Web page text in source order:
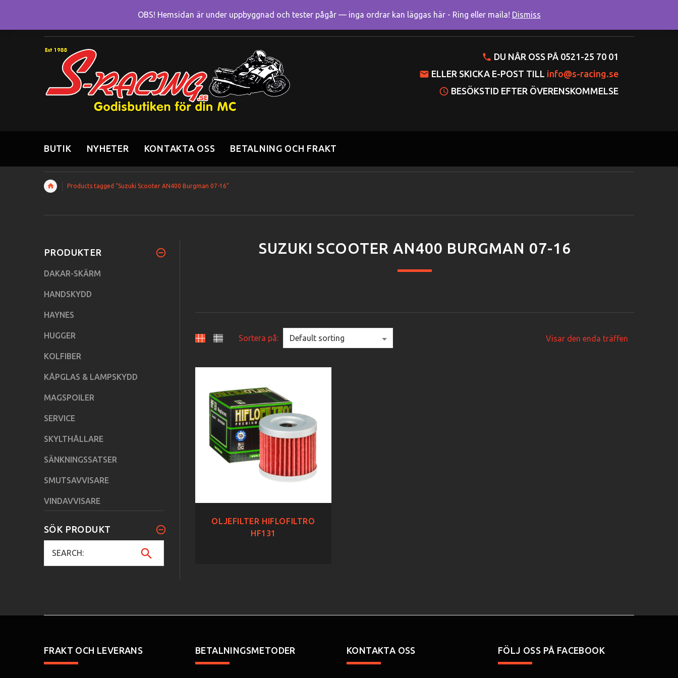
Mitt konto Varukorgen
DU NÅR OSS PÅ 0521-25 70 01
ELLER SKICKA E-POST TILL info@s-racing.se
BESÖKSTID EFTER ÖVERENSKOMMELSE
BUTIK NYHETER KONTAKTA OSS BETALNING OCH FRAKT
Products tagged “Suzuki Scooter AN400 Burgman 07-16”
PRODUKTER
DAKAR-SKÄRM
HANDSKYDD
HAYNES
HUGGER
KOLFIBER
KÅPGLAS & LAMPSKYDD
MAGSPOILER
SERVICE
SKYLTHÅLLARE
SÄNKNINGSSATSER
SMUTSAVVISARE
VINDAVVISARE
SÖK PRODUKT
SUZUKI SCOOTER AN400 BURGMAN 07-16
Sortera på: Visar den enda träffen
OLJEFILTER HIFLOFILTRO
HF131
FRAKT OCH LEVERANS BETALNINGSMETODER KONTAKTA OSS FÖLJ OSS PÅ FACEBOOK
OBS! Hemsidan är under uppbyggnad och tester pågår — inga ordrar kan läggas här - Ring eller maila! Dismiss